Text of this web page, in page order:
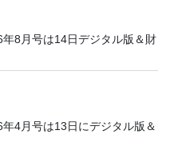
年8月号は14日デジタル版＆財
年4月号は13日にデジタル版＆